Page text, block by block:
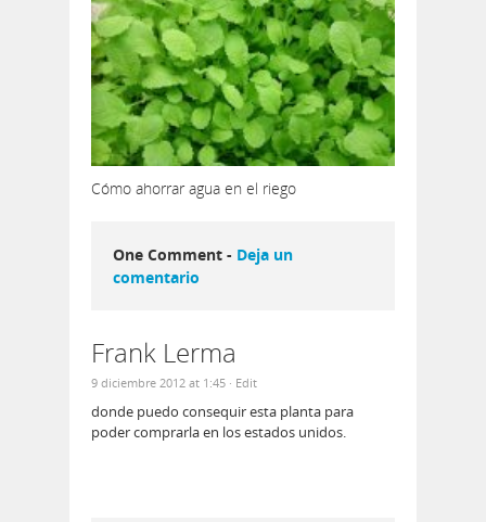
Cómo ahorrar agua en el riego
One Comment - Deja un
comentario
Frank Lerma
9 diciembre 2012 at 1:45 · Edit
donde puedo consequir esta planta para
poder comprarla en los estados unidos.